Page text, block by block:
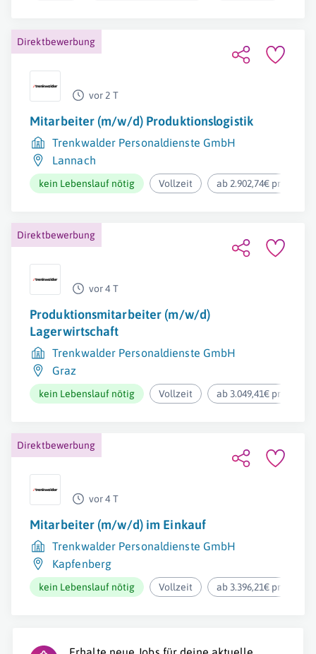
Direktbewerbung
vor 2 T
Mitarbeiter (m/w/d) Produktionslogistik
Trenkwalder Personaldienste GmbH
Lannach
kein Lebenslauf nötig Vollzeit ab 2.902,74€ pro
Direktbewerbung
vor 4 T
Produktionsmitarbeiter (m/w/d)
Lagerwirtschaft
Trenkwalder Personaldienste GmbH
Graz
kein Lebenslauf nötig Vollzeit ab 3.049,41€ pro
Direktbewerbung
vor 4 T
Mitarbeiter (m/w/d) im Einkauf
Trenkwalder Personaldienste GmbH
Kapfenberg
kein Lebenslauf nötig Vollzeit ab 3.396,21€ pro